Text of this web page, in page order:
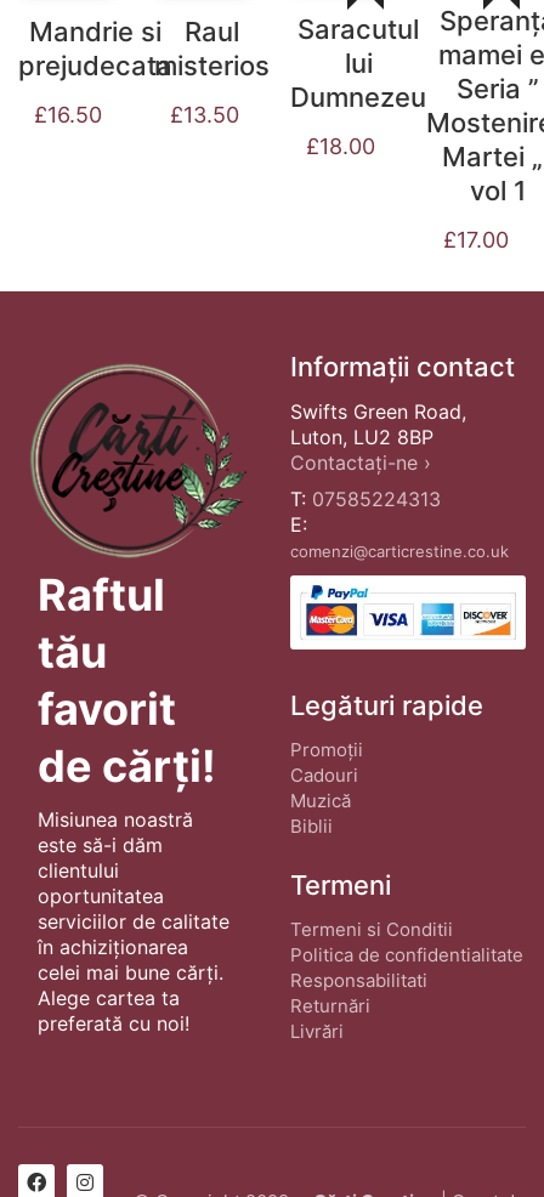
Mandrie si
prejudecata
£16.50
Raul
misterios
£13.50
Saracutul
lui
Dumnezeu
£18.00
mamei
Seria ”
Martei
vol 1
£17.00
Raftul
tău
favorit
de cărți!
Misiunea noastră
este să-i dăm
clientului
oportunitatea
serviciilor de calitate
în achiziționarea
celei mai bune cărți.
Alege cartea ta
preferată cu noi!
Informații contact
Swifts Green Road,
Luton, LU2 8BP
Contactați-ne ›
T: 07585224313
E:
comenzi@carticrestine.co.uk
Legături rapide
Promoții
Cadouri
Muzică
Biblii
Termeni
Termeni si Conditii
Politica de confidentialitate
Responsabilitati
Returnări
Livrări